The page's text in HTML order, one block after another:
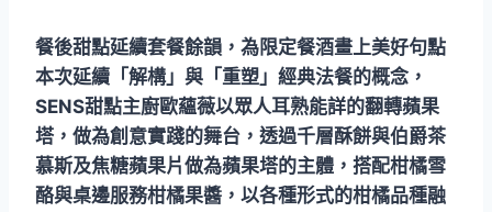
餐後甜點延續套餐餘韻，為限定餐酒畫上美好句點
本次延續「解構」與「重塑」經典法餐的概念，
SENS甜點主廚歐蘊薇以眾人耳熟能詳的翻轉蘋果
塔，做為創意實踐的舞台，透過千層酥餅與伯爵茶
慕斯及焦糖蘋果片做為蘋果塔的主體，搭配柑橘雪
酪與桌邊服務柑橘果醬，以各種形式的柑橘品種融